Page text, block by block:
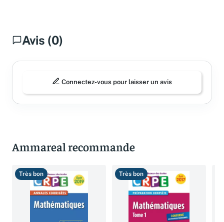
Avis (0)
Connectez-vous pour laisser un avis
Ammareal recommande
Très bon Très bon